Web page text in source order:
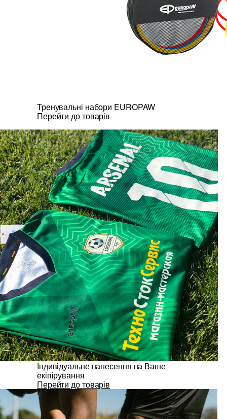
Тренувальні набори EUROPAW
Перейти до товарів
Індивідуальне нанесення на Ваше
екіпірування
Перейти до товарів